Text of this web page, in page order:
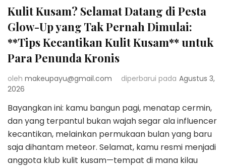
Kulit Kusam? Selamat Datang di Pesta
Glow-Up yang Tak Pernah Dimulai:
**Tips Kecantikan Kulit Kusam** untuk
Para Penunda Kronis
oleh makeupayu@gmail.com diperbarui pada Agustus 3,
2026
Bayangkan ini: kamu bangun pagi, menatap cermin,
dan yang terpantul bukan wajah segar ala influencer
kecantikan, melainkan permukaan bulan yang baru
saja dihantam meteor. Selamat, kamu resmi menjadi
anggota klub kulit kusam—tempat di mana kilau